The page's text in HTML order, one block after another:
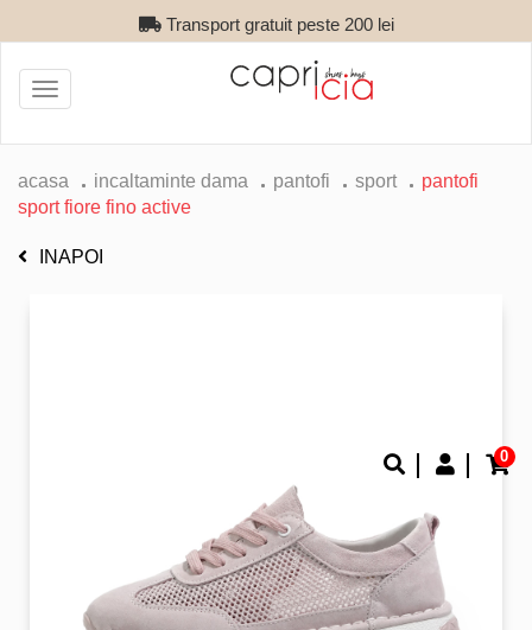
Transport gratuit peste 200 lei
0
Toggle
navigation
acasa incaltaminte dama pantofi sport
pantofi
sport fiore fino active
INAPOI